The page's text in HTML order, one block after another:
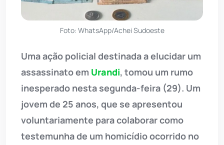
Foto: WhatsApp/Achei Sudoeste
Uma ação policial destinada a elucidar um
assassinato em Urandi, tomou um rumo
inesperado nesta segunda-feira (29). Um
jovem de 25 anos, que se apresentou
voluntariamente para colaborar como
testemunha de um homicídio ocorrido no